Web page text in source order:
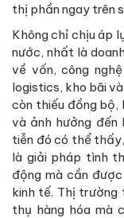
thị phần ngay trên
Không chỉ chịu áp
nước, nhất là
về vốn, công
logistics, kho bãi
còn thiếu đồng bộ,
và ảnh hưởng
tiễn đó có thể
là giải pháp tình
động mà cần
kinh tế. Thị trường
thụ hàng hóa mà